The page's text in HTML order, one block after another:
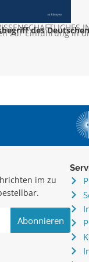
des
zur Einführung in
im zu